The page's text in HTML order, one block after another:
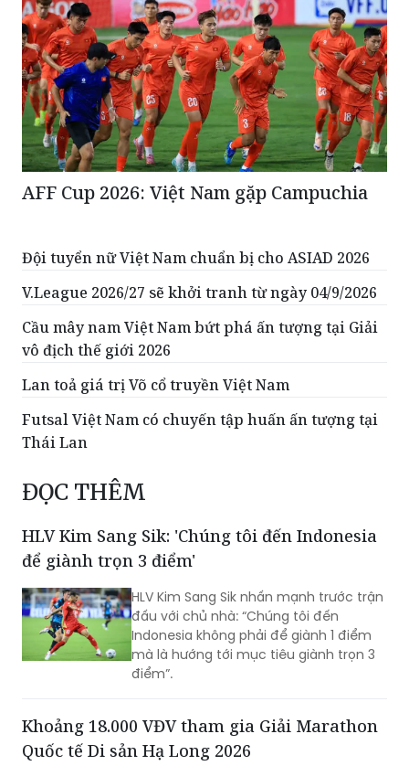
AFF Cup 2026: Việt Nam gặp Campuchia
Đội tuyển nữ Việt Nam chuẩn bị cho ASIAD 2026
V.League 2026/27 sẽ khởi tranh từ ngày 04/9/2026
Cầu mây nam Việt Nam bứt phá ấn tượng tại Giải
vô địch thế giới 2026
Lan toả giá trị Võ cổ truyền Việt Nam
Futsal Việt Nam có chuyến tập huấn ấn tượng tại
Thái Lan
ĐỌC THÊM
HLV Kim Sang Sik: 'Chúng tôi đến Indonesia
để giành trọn 3 điểm'
HLV Kim Sang Sik nhấn mạnh trước trận
đấu với chủ nhà: “Chúng tôi đến
Indonesia không phải để giành 1 điểm
mà là hướng tới mục tiêu giành trọn 3
điểm”.
Khoảng 18.000 VĐV tham gia Giải Marathon
Quốc tế Di sản Hạ Long 2026